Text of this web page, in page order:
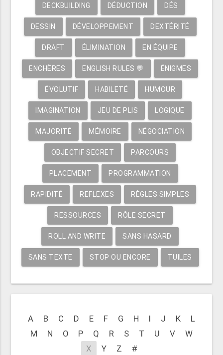
DECKBUILDING DÉDUCTION DÉS
DESSIN DÉVELOPPEMENT DEXTÉRITÉ
DRAFT ÉLIMINATION EN ÉQUIPE
ENCHÈRES ENGLISH RULES 💬 ÉNIGMES
ÉVOLUTIF HABILETÉ HUMOUR
IMAGINATION JEU DE PLIS LOGIQUE
MAJORITÉ MÉMOIRE NÉGOCIATION
OBJECTIF SECRET PARCOURS
PLACEMENT PROGRAMMATION
RAPIDITÉ REFLEXES RÈGLES SIMPLES
RESSOURCES RÔLE SECRET
ROLL AND WRITE SANS HASARD
SANS TEXTE STOP OU ENCORE TUILES
A B C D E F G H I J K
L
M
N O P Q R S T U V
W
X
Y Z #